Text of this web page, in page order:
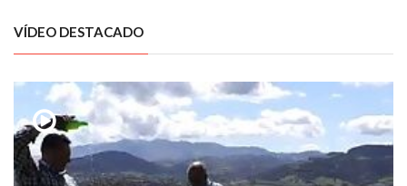
VÍDEO DESTACADO